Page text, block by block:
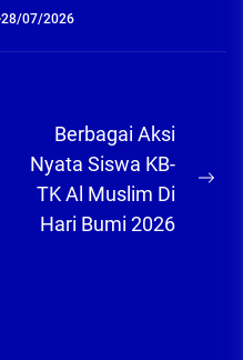
28/07/2026
Berbagai Aksi
Nyata Siswa KB-
TK Al Muslim Di
Hari Bumi 2026